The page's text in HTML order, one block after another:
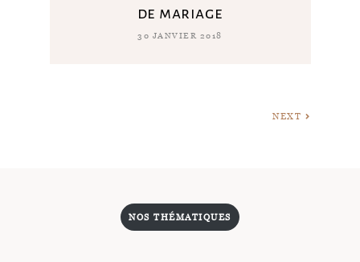
de mariage
30 JANVIER 2018
NEXT
NOS THÉMATIQUES